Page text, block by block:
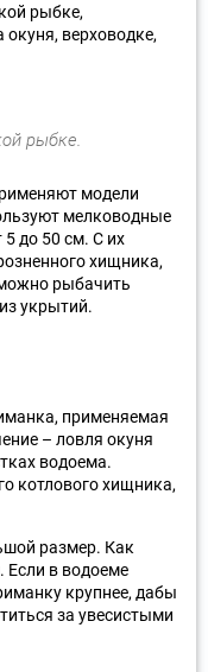
рыбке,
верховодке,
рыбке.
модели
мелководные
до 50 см. С их
хищника,
рыбачить
укрытий.
применяемая
– ловля окуня
водоема.
котлового хищника,
размер. Как
Если в водоеме
крупнее, дабы
за увесистыми